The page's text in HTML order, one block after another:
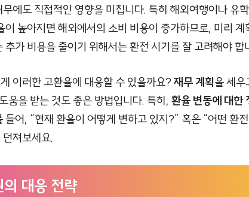
에도 직접적인 영향을 미칩니다. 특히 해외여행이나 유
이 높아지면 해외에서의 소비 비용이 증가하므로, 미리 계
추가 비용을 줄이기 위해서는 환전 시기를 잘 고려해야 합
이러한 고환율에 대응할 수 있을까요? 재무 계획을 세우
움을 받는 것도 좋은 방법입니다. 특히, 환율 변동에 대한
들어, “현재 환율이 어떻게 변하고 있지?” 혹은 “어떤 환
져보세요.
대응 전략